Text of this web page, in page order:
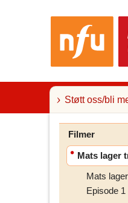
o
Støtt oss/bli
Filmer
Mats lager
Mats
Episode 1